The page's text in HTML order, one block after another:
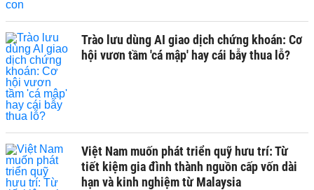
Trào lưu dùng AI giao dịch chứng khoán: Cơ
hội vươn tầm 'cá mập' hay cái bẫy thua lỗ?
Việt Nam muốn phát triển quỹ hưu trí: Từ
tiết kiệm gia đình thành nguồn cấp vốn dài
hạn và kinh nghiệm từ Malaysia